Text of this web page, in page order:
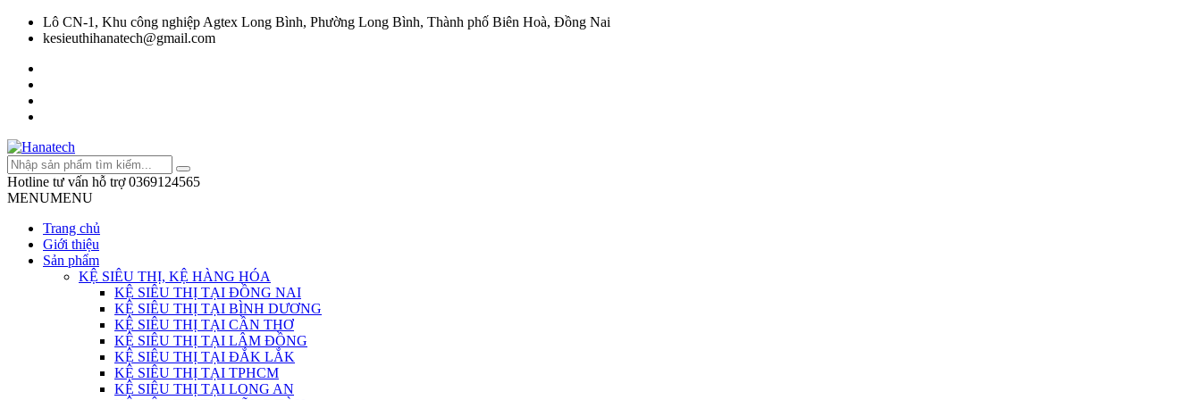
Lô CN-1, Khu công nghiệp Agtex Long Bình, Phường Long Bình, Thành phố Biên Hoà, Đồng Nai
kesieuthihanatech@gmail.com
Hotline tư vấn hỗ trợ 0369124565
MENUMENU
Trang chủ
Giới thiệu
Sản phẩm
KỆ SIÊU THỊ, KỆ HÀNG HÓA
KỆ SIÊU THỊ TẠI ĐỒNG NAI
KỆ SIÊU THỊ TẠI BÌNH DƯƠNG
KỆ SIÊU THỊ TẠI CẦN THƠ
KỆ SIÊU THỊ TẠI LÂM ĐỒNG
KỆ SIÊU THỊ TẠI ĐẮK LẮK
KỆ SIÊU THỊ TẠI TPHCM
KỆ SIÊU THỊ TẠI LONG AN